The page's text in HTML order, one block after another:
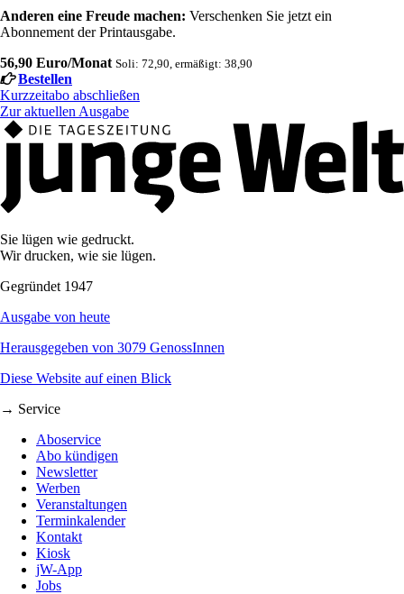
Anderen eine Freude machen: Verschenken Sie jetzt ein
Abonnement der Printausgabe.
56,90 Euro/Monat Soli: 72,90, ermäßigt: 38,90
Bestellen
Kurzzeitabo abschließen
Zur aktuellen Ausgabe
Sie lügen wie gedruckt.
Wir drucken, wie sie lügen.
Gegründet 1947
Ausgabe von heute
Herausgegeben von 3079 GenossInnen
Diese Website auf einen Blick
→ Service
Aboservice
Abo kündigen
Newsletter
Werben
Veranstaltungen
Terminkalender
Kontakt
Kiosk
jW-App
Jobs